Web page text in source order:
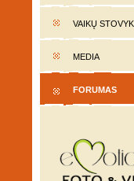
VAIKŲ
MEDIA
FORUMAS